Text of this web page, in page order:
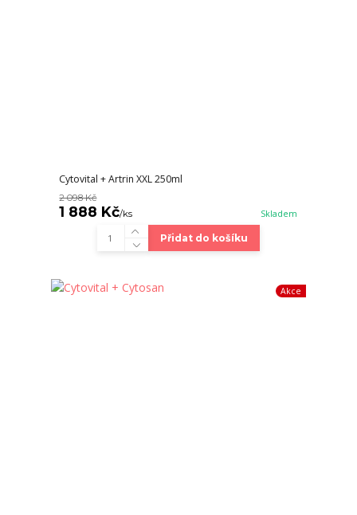
Cytovital + Artrin XXL 250ml
2 098 Kč
1 888 Kč/ks Skladem
Přidat do košíku
Akce